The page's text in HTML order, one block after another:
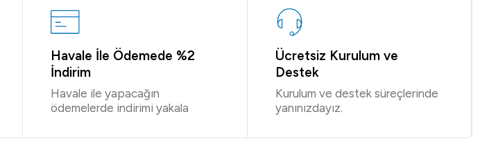
Havale İle Ödemede %2
İndirim
Havale ile yapacağın
ödemelerde indirimi yakala
Ücretsiz Kurulum ve
Destek
Kurulum ve destek süreçlerinde
yanınızdayız.